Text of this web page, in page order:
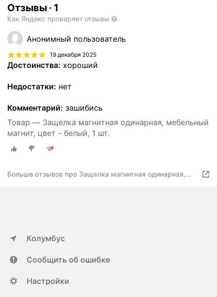
Отзывы · 1
Как Яндекс проверяет отзывы
Анонимный пользователь
19 декабря 2025
Достоинства: хороший
Недостатки: нет
Комментарий: зашибись
Товар — Защелка магнитная одинарная, мебельный
магнит, цвет - белый, 1 шт.
Больше отзывов про Защелка магнитная одинарная,
Колумбус
Сообщить об ошибке
Настройки